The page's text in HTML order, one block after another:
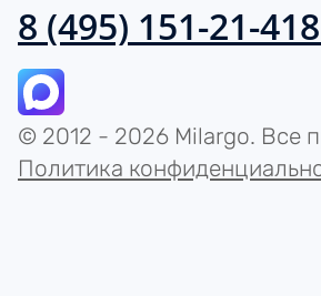
8 (495) 151-21-41
© 2012 - 2026 Milargo. Все
Политика